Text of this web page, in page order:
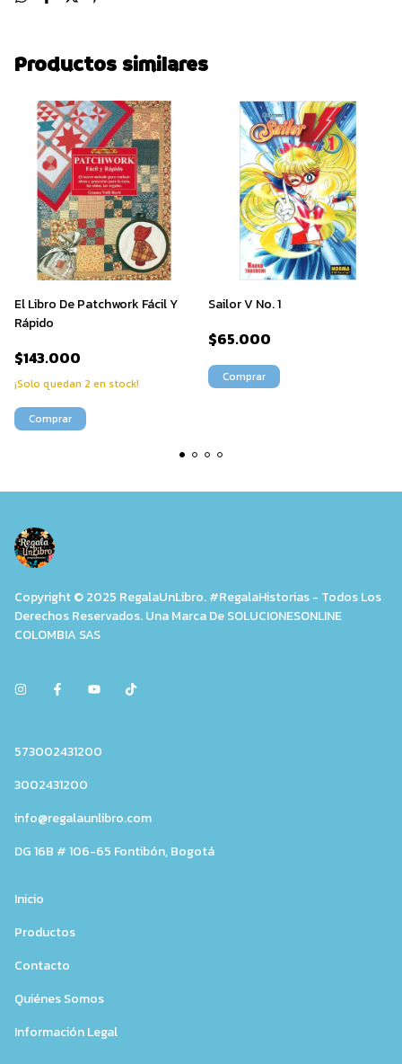
Productos similares
El Libro De Patchwork Fácil Y
Rápido
$143.000
¡Solo quedan 2 en stock!
Sailor V No. 1
$65.000
Copyright © 2025 RegalaUnLibro. #RegalaHistorias - Todos Los
Derechos Reservados. Una Marca De SOLUCIONESONLINE
COLOMBIA SAS
573002431200
3002431200
info@regalaunlibro.com
DG 16B # 106-65 Fontibón, Bogotá
Inicio
Productos
Contacto
Quiénes Somos
Información Legal